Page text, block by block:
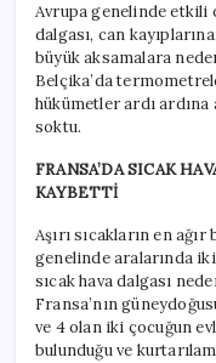
Avrupa genelinde etkili
dalgası, can
büyük aksamalara
Belçika’da
hükümetler ardı
soktu.
FRANSA’DA SICAK
KAYBETTİ
Aşırı sıcakların en
genelinde aralarında
sıcak hava dalgası
Fransa’nın
ve 4 olan iki çocuğun
bulunduğu ve